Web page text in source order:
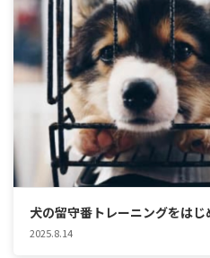
犬の留守番トレーニングをはじ
2025.8.14